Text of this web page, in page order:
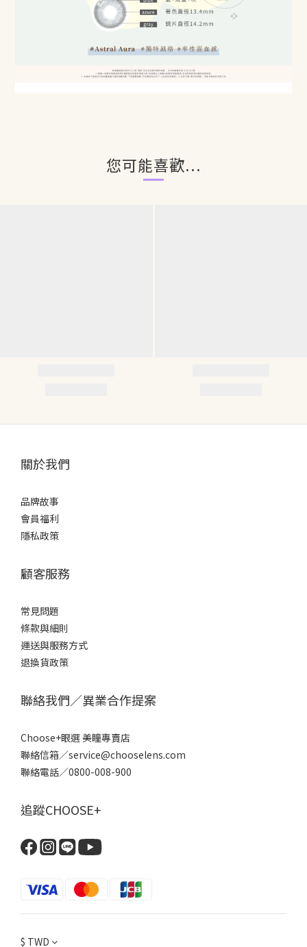
您可能喜歡...
關於我們
品牌故事
會員福利
隱私政策
顧客服務
常見問題
條款與細則
運送與服務方式
退換貨政策
聯絡我們／異業合作提案
Choose+眼選 美瞳專賣店
聯絡信箱／service@chooselens.com
聯絡電話／0800-008-900
追蹤CHOOSE+
$ TWD